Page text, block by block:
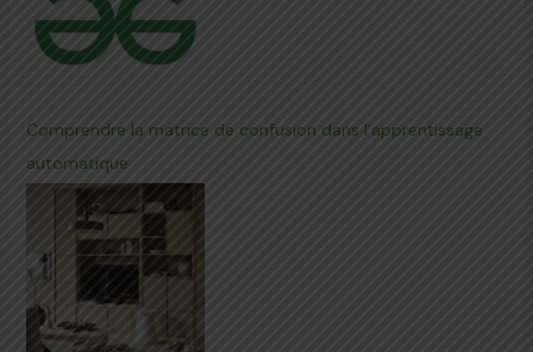
Comprendre la matrice de confusion dans l'apprentissage
automatique